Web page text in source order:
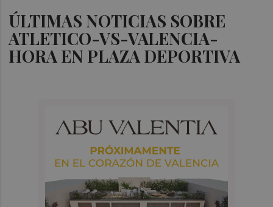
ÚLTIMAS NOTICIAS SOBRE
ATLETICO-VS-VALENCIA-
HORA EN PLAZA DEPORTIVA